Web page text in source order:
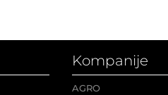
Kompanije
AGRO